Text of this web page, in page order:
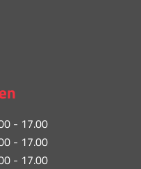
- 17.00
- 17.00
- 17.00